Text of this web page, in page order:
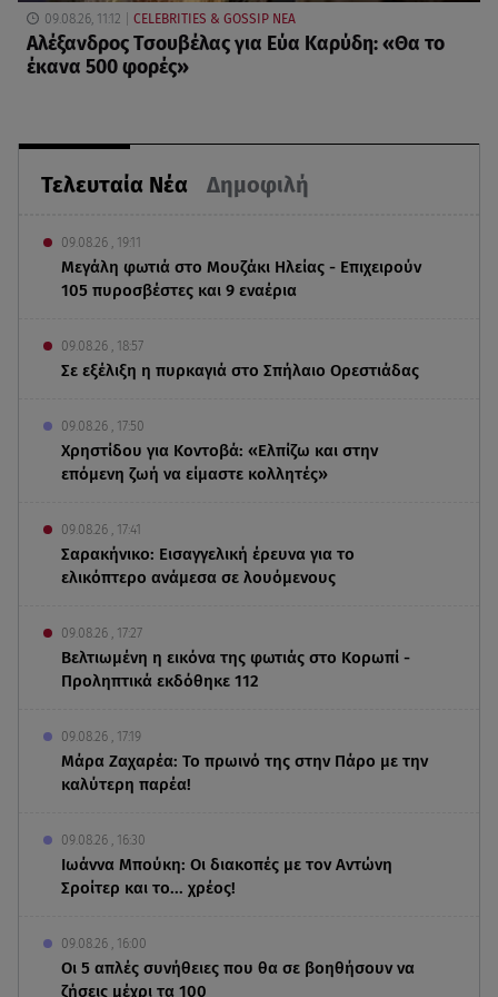
Τελευταία Νέα Δημοφιλή
09.08.26 , 19:11
Μεγάλη φωτιά στο Μουζάκι Ηλείας - Επιχειρούν
105 πυροσβέστες και 9 εναέρια
09.08.26 , 18:57
Σε εξέλιξη η πυρκαγιά στο Σπήλαιο Ορεστιάδας
09.08.26 , 17:50
Χρηστίδου για Κοντοβά: «Ελπίζω και στην
επόμενη ζωή να είμαστε κολλητές»
09.08.26 , 17:41
Σαρακήνικο: Εισαγγελική έρευνα για το
ελικόπτερο ανάμεσα σε λουόμενους
09.08.26 , 17:27
Βελτιωμένη η εικόνα της φωτιάς στο Κορωπί -
Προληπτικά εκδόθηκε 112
09.08.26 , 17:19
Μάρα Ζαχαρέα: Το πρωινό της στην Πάρο με την
καλύτερη παρέα!
09.08.26 , 16:30
Ιωάννα Μπούκη: Οι διακοπές με τον Αντώνη
Σροίτερ και το... χρέος!
09.08.26 , 16:00
Οι 5 απλές συνήθειες που θα σε βοηθήσουν να
ζήσεις μέχρι τα 100
09.08.26, 11:12 CELEBRITIES & GOSSIP ΝΕΑ
Αλέξανδρος Τσουβέλας για Εύα Καρύδη: «Θα το
έκανα 500 φορές»